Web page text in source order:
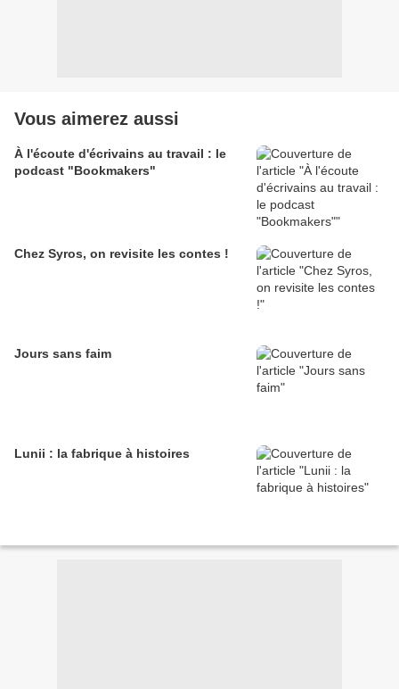
Vous aimerez aussi
À l'écoute d'écrivains au travail : le
podcast "Bookmakers"
Chez Syros, on revisite les contes !
Jours sans faim
Lunii : la fabrique à histoires